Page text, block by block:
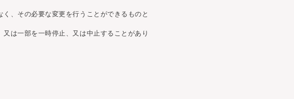
、その必要な変更を行うことができるものと
は一部を一時停止、又は中止することがあり